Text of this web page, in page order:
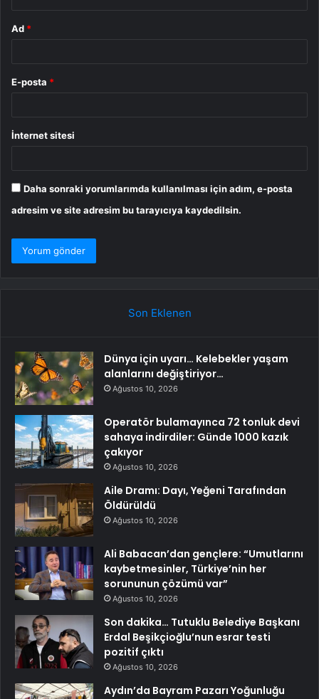
Ad *
E-posta *
İnternet sitesi
Daha sonraki yorumlarımda kullanılması için adım, e-posta
adresim ve site adresim bu tarayıcıya kaydedilsin.
Son Eklenen
Dünya için uyarı… Kelebekler yaşam
alanlarını değiştiriyor…
Ağustos 10, 2026
Operatör bulamayınca 72 tonluk devi
sahaya indirdiler: Günde 1000 kazık
çakıyor
Ağustos 10, 2026
Aile Dramı: Dayı, Yeğeni Tarafından
Öldürüldü
Ağustos 10, 2026
Ali Babacan’dan gençlere: “Umutlarını
kaybetmesinler, Türkiye’nin her
sorununun çözümü var”
Ağustos 10, 2026
Son dakika… Tutuklu Belediye Başkanı
Erdal Beşikçioğlu’nun esrar testi
pozitif çıktı
Ağustos 10, 2026
Aydın’da Bayram Pazarı Yoğunluğu